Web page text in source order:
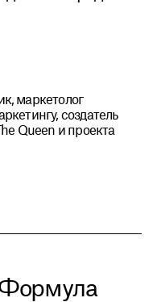
маркетолог
создатель
Queen и проекта